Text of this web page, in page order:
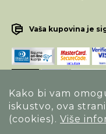
Kako bi vam
iskustvo, ova
(cookies). Više
Vaša kupovina je
Opći uvjeti poslovanja